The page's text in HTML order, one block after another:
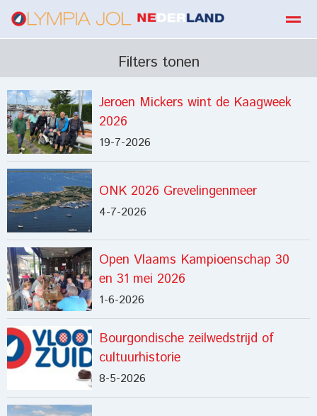
Home Zoeken
Filters tonen
Jeroen Mickers wint de Kaagweek
2026
19-7-2026
ONK 2026 Grevelingenmeer
4-7-2026
Open Vlaams Kampioenschap 30
en 31 mei 2026
1-6-2026
Bourgondische zeilwedstrijd of
cultuurhistorie
8-5-2026